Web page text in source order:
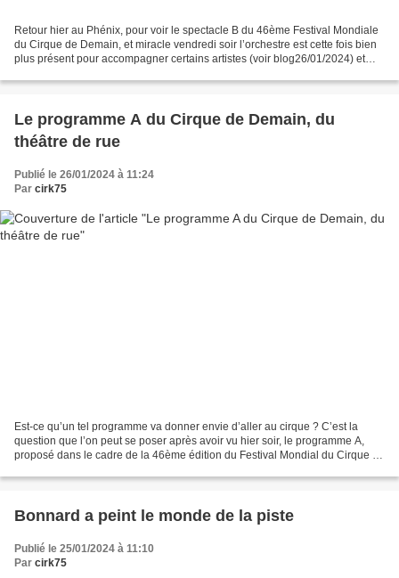
Retour hier au Phénix, pour voir le spectacle B du 46ème Festival Mondiale
du Cirque de Demain, et miracle vendredi soir l’orchestre est cette fois bien
plus présent pour accompagner certains artistes (voir blog26/01/2024) et
Le programme A du Cirque de Demain, du
théâtre de rue
Publié le 26/01/2024 à 11:24
Par cirk75
Est-ce qu’un tel programme va donner envie d’aller au cirque ? C’est la
question que l’on peut se poser après avoir vu hier soir, le programme A,
proposé dans le cadre de la 46ème édition du Festival Mondial du Cirque de
Bonnard a peint le monde de la piste
Publié le 25/01/2024 à 11:10
Par cirk75